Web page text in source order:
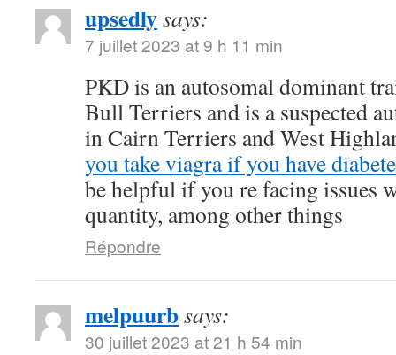
upsedlysays:
7 juillet 2023 at 9 h 11 min
PKD is an autosomal dominant
Bull Terriers and is a suspected
in Cairn Terriers and West
you take viagra if you have
be helpful if you re facing issues
quantity, among other things
Répondre
melpuurbsays:
30 juillet 2023 at 21 h 54 min